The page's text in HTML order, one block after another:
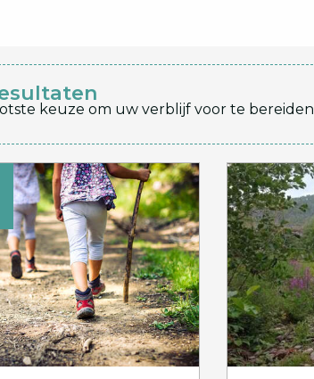
keuze om uw verblijf voor te bereiden